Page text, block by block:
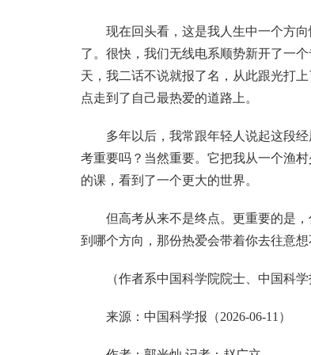
现在回头看，这是我人生中一个方
了。很快，我们无线电系顺势新开了一
天，我二话不说就报了名，从此跟光打
点走到了自己最热爱的道路上。
多年以后，我常跟年轻人说起这段
考重要吗？当然重要。它把我从一个渔
的课，看到了一个更大的世界。
但高考从来不是终点。更重要的是
到哪个方向，那份热爱会带着你去往意想
（作者系中国科学院院士、中国科学
来源：中国科学报（2026-06-11）